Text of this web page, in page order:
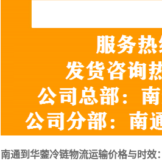
南通到华蓥冷链物流运输价格与时效：